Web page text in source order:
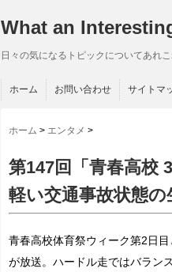
What an
日々の気になるトピックについてあれ
ホーム お問い合わせ サイトマ
ホーム > エンタメ >
第147回「青春高校
軽い交通事故状態の
青春高校体育祭ウィーク第2日
が放送。ハードル走ではバラン